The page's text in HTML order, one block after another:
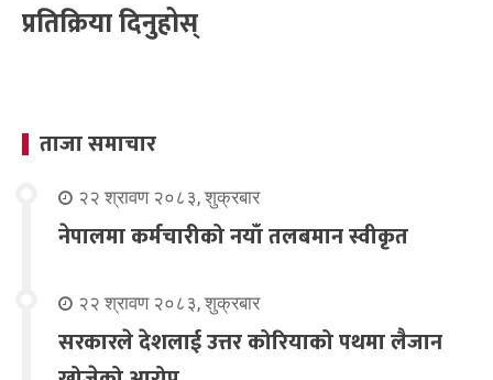
प्रतिक्रिया दिनुहोस्
ताजा समाचार
२२ श्रावण २०८३, शुक्रबार
नेपालमा कर्मचारीको नयाँ तलबमान स्वीकृत
२२ श्रावण २०८३, शुक्रबार
सरकारले देशलाई उत्तर कोरियाको पथमा लैजान